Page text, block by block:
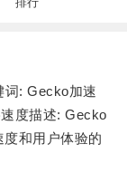
: Gecko加速
度描述: Gecko
和用户体验的